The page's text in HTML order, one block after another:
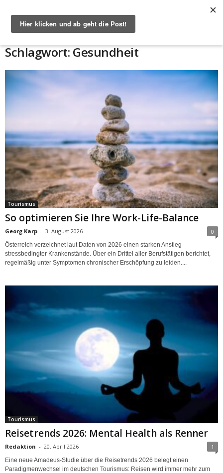
Schlagwort: Gesundheit
Tourismus
So optimieren Sie Ihre Work-Life-Balance
Georg Karp - 3. August 2026 0
Österreich verzeichnet laut Daten von 2026 einen starken Anstieg
stressbedingter Krankenstände. Über ein Drittel aller Berufstätigen berichtet,
regelmäßig unter Symptomen chronischer Erschöpfung zu leiden....
Tourismus
Reisetrends 2026: Mental Health als Renner
Redaktion - 20. April 2026 1
Eine neue Amadeus-Studie über die Reisetrends 2026 belegt einen
Paradigmenwechsel im deutschen Tourismus: Reisen wird immer mehr zum